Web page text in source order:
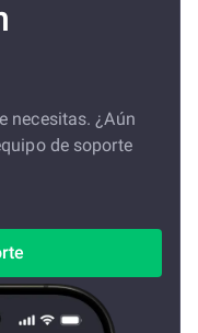
necesitas. ¿Aún
de soporte